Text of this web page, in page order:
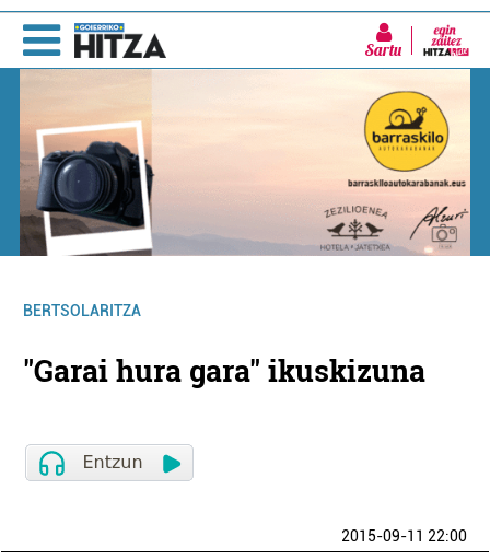
Sartu
BERTSOLARITZA
"Garai hura gara" ikuskizuna
2015-09-11 22:00